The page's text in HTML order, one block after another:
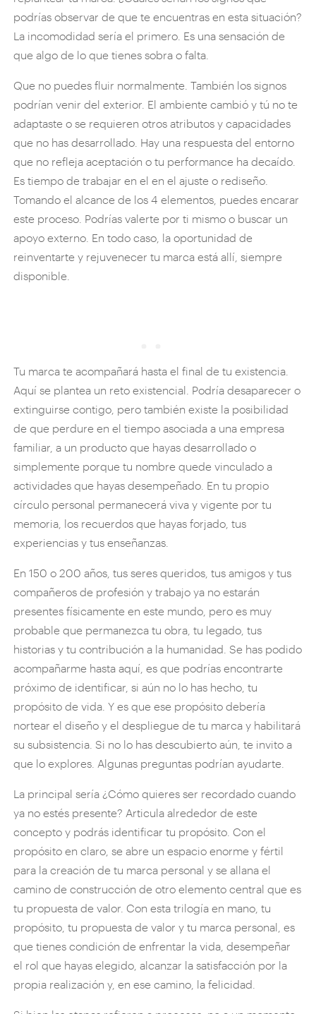
podrías observar de que te encuentras en esta situación?
La incomodidad sería el primero. Es una sensación de
que algo de lo que tienes sobra o falta.
Que no puedes fluir normalmente. También los signos
podrían venir del exterior. El ambiente cambió y tú no te
adaptaste o se requieren otros atributos y capacidades
que no has desarrollado. Hay una respuesta del entorno
que no refleja aceptación o tu performance ha decaído.
Es tiempo de trabajar en el en el ajuste o rediseño.
Tomando el alcance de los 4 elementos, puedes encarar
este proceso. Podrías valerte por ti mismo o buscar un
apoyo externo. En todo caso, la oportunidad de
reinventarte y rejuvenecer tu marca está allí, siempre
disponible.
Tu marca te acompañará hasta el final de tu existencia.
Aquí se plantea un reto existencial. Podría desaparecer o
extinguirse contigo, pero también existe la posibilidad
de que perdure en el tiempo asociada a una empresa
familiar, a un producto que hayas desarrollado o
simplemente porque tu nombre quede vinculado a
actividades que hayas desempeñado. En tu propio
círculo personal permanecerá viva y vigente por tu
memoria, los recuerdos que hayas forjado, tus
experiencias y tus enseñanzas.
En 150 o 200 años, tus seres queridos, tus amigos y tus
compañeros de profesión y trabajo ya no estarán
presentes físicamente en este mundo, pero es muy
probable que permanezca tu obra, tu legado, tus
historias y tu contribución a la humanidad. Se has podido
acompañarme hasta aquí, es que podrías encontrarte
próximo de identificar, si aún no lo has hecho, tu
propósito de vida. Y es que ese propósito debería
nortear el diseño y el despliegue de tu marca y habilitará
su subsistencia. Si no lo has descubierto aún, te invito a
que lo explores. Algunas preguntas podrían ayudarte.
La principal sería ¿Cómo quieres ser recordado cuando
ya no estés presente? Articula alrededor de este
concepto y podrás identificar tu propósito. Con el
propósito en claro, se abre un espacio enorme y fértil
para la creación de tu marca personal y se allana el
camino de construcción de otro elemento central que es
tu propuesta de valor. Con esta trilogía en mano, tu
propósito, tu propuesta de valor y tu marca personal, es
que tienes condición de enfrentar la vida, desempeñar
el rol que hayas elegido, alcanzar la satisfacción por la
propia realización y, en ese camino, la felicidad.